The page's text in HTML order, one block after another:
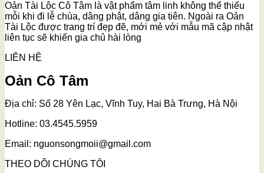
Oản Tài Lộc Cô Tâm là vật phẩm tâm linh không thể thiếu
mỗi khi đi lễ chùa, dâng phật, dâng gia tiên. Ngoài ra Oản
Tài Lộc được trang trí đẹp đẽ, mới mẻ với mẫu mã cập nhật
liên tục sẽ khiến gia chủ hài lòng
LIÊN HỆ
Oản Cô Tâm
Địa chỉ: Số 28 Yên Lạc, Vĩnh Tuy, Hai Bà Trưng, Hà Nội
Hotline: 03.4545.5959
Email: nguonsongmoii@gmail.com
THEO DÕI CHÚNG TÔI